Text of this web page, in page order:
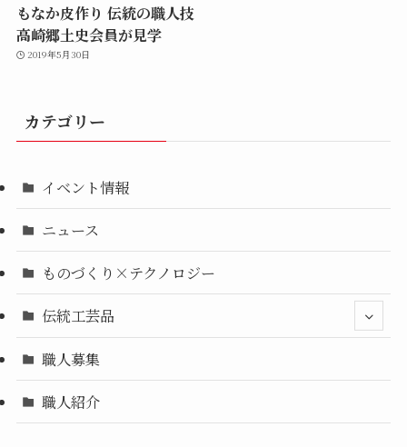
もなか皮作り 伝統の職人技
高崎郷土史会員が見学
2019年5月30日
カテゴリー
イベント情報
ニュース
ものづくり×テクノロジー
伝統工芸品
職人募集
職人紹介